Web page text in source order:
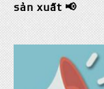
sản xuất 📢